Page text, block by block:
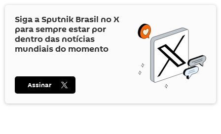
Siga a Sputnik Brasil noX
para sempre estar por
dentro das notícias
mundiais do momento
Assinar